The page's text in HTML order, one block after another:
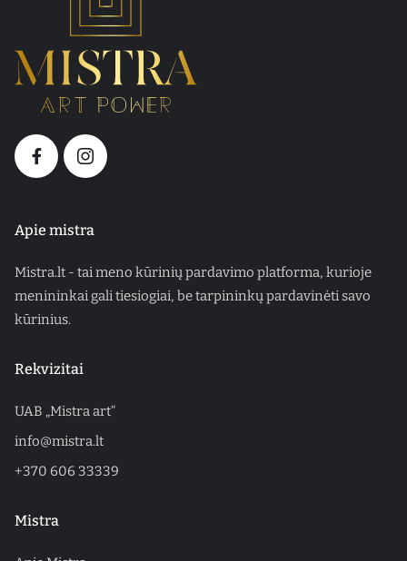
Apie mistra
Mistra.lt - tai meno kūrinių pardavimo platforma, kurioje
menininkai gali tiesiogiai, be tarpininkų pardavinėti savo
kūrinius.
Rekvizitai
UAB „Mistra art“
info@mistra.lt
+370 606 33339
Mistra